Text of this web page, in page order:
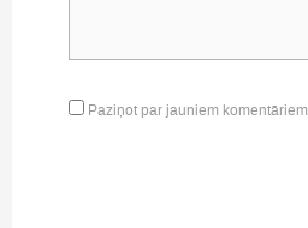
Paziņot par jauniem komentāriem